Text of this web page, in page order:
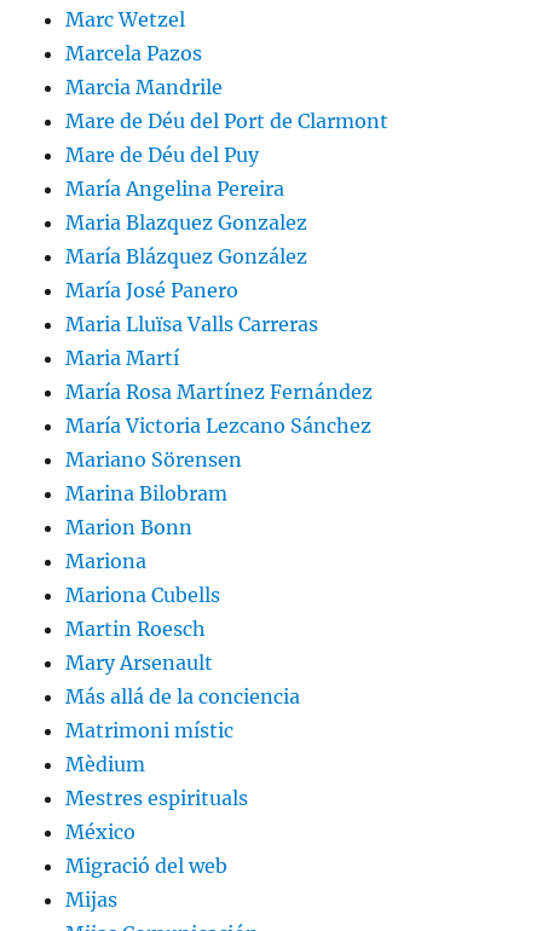
Marc Wetzel
Marcela Pazos
Marcia Mandrile
Mare de Déu del Port de Clarmont
Mare de Déu del Puy
María Angelina Pereira
Maria Blazquez Gonzalez
María Blázquez González
María José Panero
Maria Lluïsa Valls Carreras
Maria Martí
María Rosa Martínez Fernández
María Victoria Lezcano Sánchez
Mariano Sörensen
Marina Bilobram
Marion Bonn
Mariona
Mariona Cubells
Martin Roesch
Mary Arsenault
Más allá de la conciencia
Matrimoni místic
Mèdium
Mestres espirituals
México
Migració del web
Mijas